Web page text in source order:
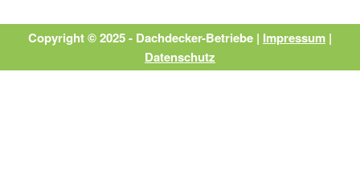
Copyright © 2025 - Dachdecker-Betriebe | Impressum |
Datenschutz